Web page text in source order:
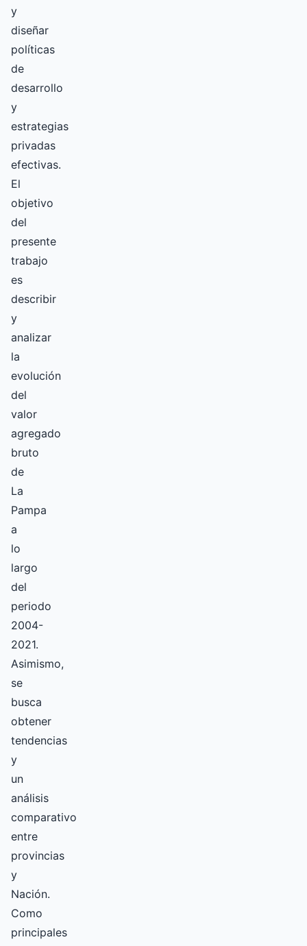
y
diseñar
políticas
de
desarrollo
y
estrategias
privadas
efectivas.
El
objetivo
del
presente
trabajo
es
describir
y
analizar
la
evolución
del
valor
agregado
bruto
de
La
Pampa
a
lo
largo
del
periodo
2004-
2021.
Asimismo,
se
busca
obtener
tendencias
y
un
análisis
comparativo
entre
provincias
y
Nación.
Como
principales